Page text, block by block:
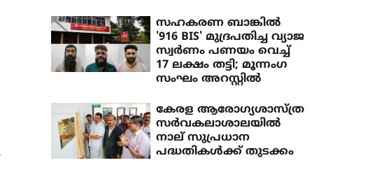
സഹകരണ ബാങ്കിൽ
'916 BIS' മുദ്രപതിച്ച വ്യാജ
സ്വർണം പണയം വെച്ച്
17 ലക്ഷം തട്ടി; മൂന്നംഗ
സംഘം അറസ്റ്റിൽ
കേരള ആരോഗ്യശാസ്ത്ര
സര്‍വകലാശാലയില്‍
നാല് സുപ്രധാന
പദ്ധതികള്‍ക്ക് തുടക്കം